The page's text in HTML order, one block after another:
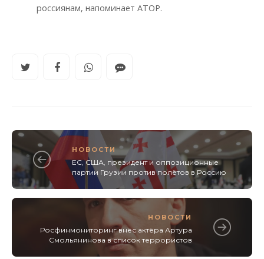
россиянам, напоминает АТОР.
НОВОСТИ
ЕС, США, президент и оппозиционные
партии Грузии против полётов в Россию
НОВОСТИ
Росфинмониторинг внёс актёра Артура
Смольянинова в список террористов